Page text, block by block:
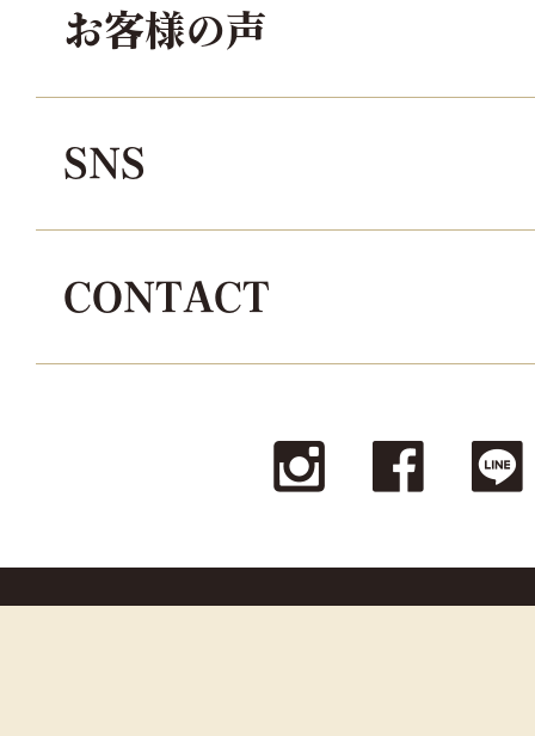
お客様の声
SNS
CONTACT